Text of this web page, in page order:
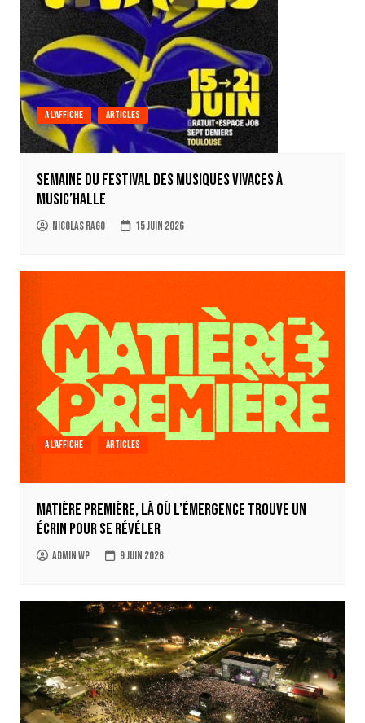
A l'affiche Articles
Semaine du festival des musiques vivaces à
Music’Halle
Nicolas Rago 15 juin 2026
A l'affiche Articles
Matière Première, là où l’émergence trouve un
écrin pour se révéler
Admin WP 9 juin 2026